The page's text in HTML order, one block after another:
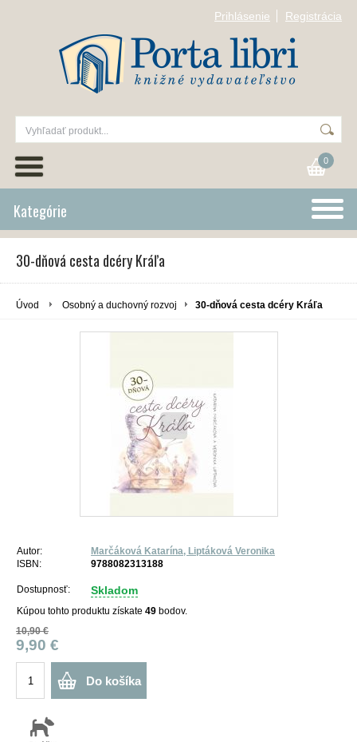
Prihlásenie Registrácia
0
Kategórie
30-dňová cesta dcéry Kráľa
Úvod Osobný a duchovný rozvoj 30-dňová cesta dcéry Kráľa
Autor:
Marčáková Katarína, Liptáková Veronika
ISBN:
9788082313188
Dostupnosť: Skladom
Kúpou tohto produktu získate 49 bodov.
10,90 €
9,90 €
Do košíka